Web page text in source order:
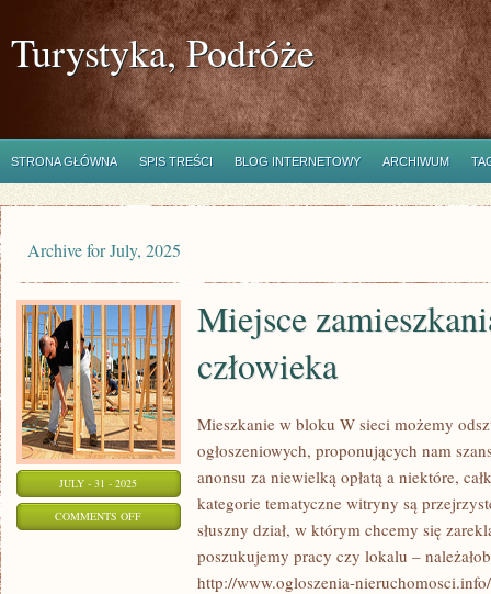
Turystyka, Podróże
STRONA GŁÓWNA SPIS TREŚCI BLOG INTERNETOWY ARCHIWUM
Archive for July, 2025
JULY - 31 - 2025
COMMENTS OFFON
ZAMIESZKANIA
Miejsce
człowieka
Mieszkanie w bloku W sieci możemy
ogłoszeniowych, proponujących nam
anonsu za niewielką opłatą a niektóre,
kategorie tematyczne witryny są
słuszny dział, w którym chcemy się
poszukujemy pracy czy lokalu –
http://www.ogloszenia-